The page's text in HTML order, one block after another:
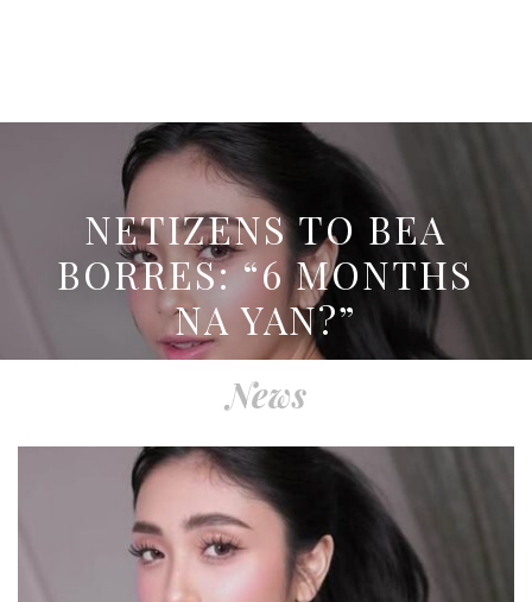
NETIZENS TO BEA
BORRES: “6 MONTHS
NA YAN?”
News